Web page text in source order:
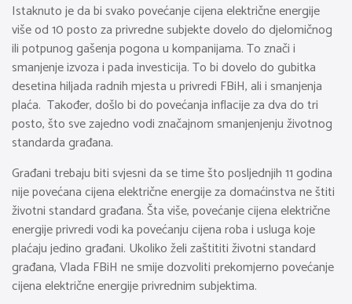
Istaknuto je da bi svako povećanje cijena električne energije
više od 10 posto za privredne subjekte dovelo do djelomičnog
ili potpunog gašenja pogona u kompanijama. To znači i
smanjenje izvoza i pada investicija. To bi dovelo do gubitka
desetina hiljada radnih mjesta u privredi FBiH, ali i smanjenja
plaća. Također, došlo bi do povećanja inflacije za dva do tri
posto, što sve zajedno vodi značajnom smanjenjenju životnog
standarda građana.
Građani trebaju biti svjesni da se time što posljednjih 11 godina
nije povećana cijena električne energije za domaćinstva ne štiti
životni standard građana. Šta više, povećanje cijena električne
energije privredi vodi ka povećanju cijena roba i usluga koje
plaćaju jedino građani. Ukoliko želi zaštititi životni standard
građana, Vlada FBiH ne smije dozvoliti prekomjerno povećanje
cijena električne energije privrednim subjektima.